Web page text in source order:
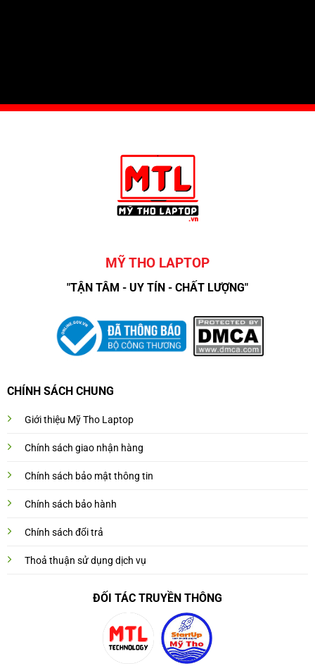
MỸ THO LAPTOP
"TẬN TÂM - UY TÍN - CHẤT LƯỢNG"
CHÍNH SÁCH CHUNG
Giới thiệu Mỹ Tho Laptop
Chính sách giao nhận hàng
Chính sách bảo mật thông tin
Chính sách bảo hành
Chính sách đổi trả
Thoả thuận sử dụng dịch vụ
ĐỐI TÁC TRUYỀN THÔNG